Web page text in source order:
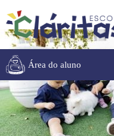
Área do aluno